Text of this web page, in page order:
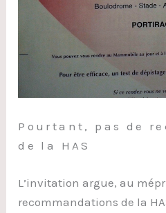
Pourtant, pas de
de la HAS
L’invitation argue, au
recommandations de la